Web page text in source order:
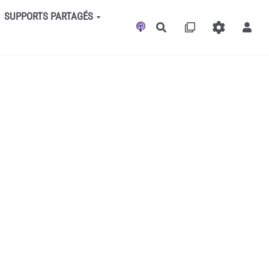
SUPPORTS PARTAGÉS
Rechercher